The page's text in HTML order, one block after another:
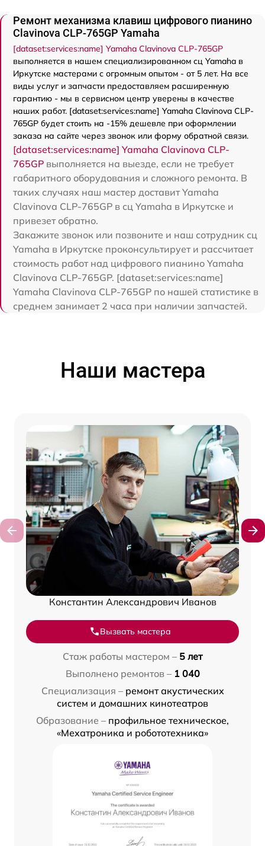
Ремонт механизма клавиш цифрового пианино
Clavinova CLP-765GP Yamaha
[dataset:services:name] Yamaha Clavinova CLP-765GP
выполняется в нашем специализированном сц Yamaha в
Иркутске мастерами с огромным опытом - от 5 лет. На все
виды услуг и запчасти предоставляем расширенную
гарантию - мы в сервисном центр уверены в качестве
наших работ. [dataset:services:name] Yamaha Clavinova CLP-
765GP будет стоить на -15% дешевле при оформлении
заказа на сайте через звонок или форму обратной связи.
[dataset:services:name] Yamaha Clavinova CLP-
765GP выполняется на выезде, если не требует
габаритного оборудования и сложного ремонта. В
таких случаях наш мастер доставит Yamaha
Clavinova CLP-765GP в сц Yamaha в Иркутске и
привезет обратно.
Закажите звонок или позвоните и наш сотрудник сц
Yamaha в Иркутске проконсультирует и рассчитает
стоимость работ над цифрового пианино Yamaha
Clavinova CLP-765GP. [dataset:services:name]
Yamaha Clavinova CLP-765GP по нашей статистике в
среднем занимает 2 часа при наличии запчастей.
Наши мастера
Константин Александрович Иванов
Вызвать мастера
Стаж работы мастером – 5 лет
Выполнено ремонтов – 1 040
Специализация – ремонт акустических
систем и домашних кинотеатров
Образование – профильное техническое,
«Мехатроника и робототехника»